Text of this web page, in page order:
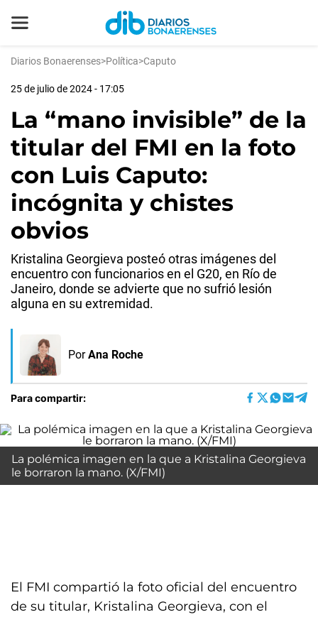
Diarios Bonaerenses>Política>Caputo
25 de julio de 2024 - 17:05
La “mano invisible” de la
titular del FMI en la foto
con Luis Caputo:
incógnita y chistes
obvios
Kristalina Georgieva posteó otras imágenes del
encuentro con funcionarios en el G20, en Río de
Janeiro, donde se advierte que no sufrió lesión
alguna en su extremidad.
Por Ana Roche
Para compartir:
La polémica imagen en la que a Kristalina Georgieva
le borraron la mano. (X/FMI)
El FMI compartió la foto oficial del encuentro
de su titular, Kristalina Georgieva, con el